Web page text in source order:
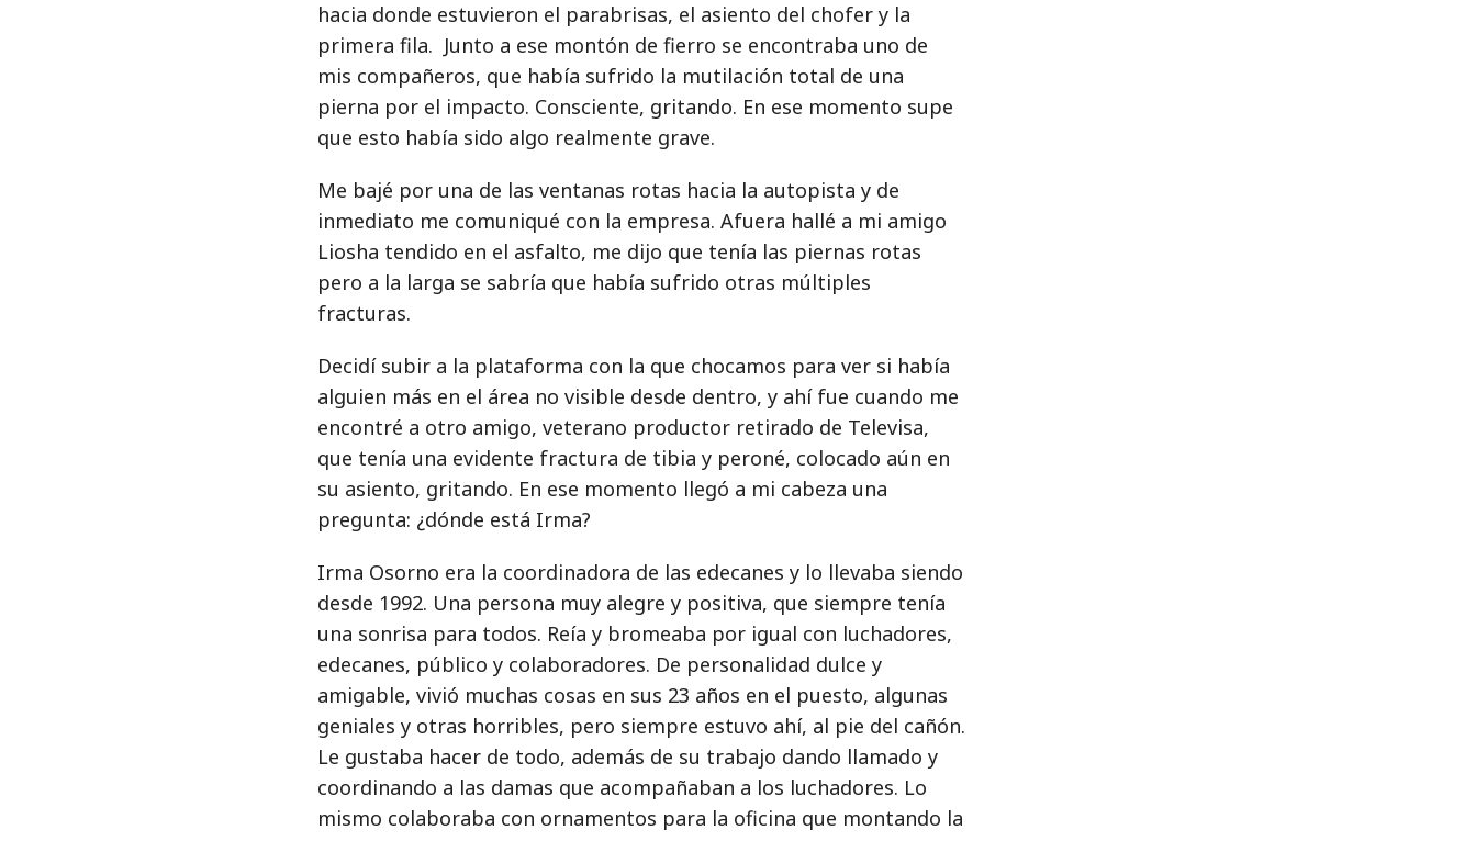
hacia donde estuvieron el parabrisas, el asiento del chofer y la
primera fila. Junto a ese montón de fierro se encontraba uno de
mis compañeros, que había sufrido la mutilación total de una
pierna por el impacto. Consciente, gritando. En ese momento supe
que esto había sido algo realmente grave.
Me bajé por una de las ventanas rotas hacia la autopista y de
inmediato me comuniqué con la empresa. Afuera hallé a mi amigo
Liosha tendido en el asfalto, me dijo que tenía las piernas rotas
pero a la larga se sabría que había sufrido otras múltiples
fracturas.
Decidí subir a la plataforma con la que chocamos para ver si había
alguien más en el área no visible desde dentro, y ahí fue cuando me
encontré a otro amigo, veterano productor retirado de Televisa,
que tenía una evidente fractura de tibia y peroné, colocado aún en
su asiento, gritando. En ese momento llegó a mi cabeza una
pregunta: ¿dónde está Irma?
Irma Osorno era la coordinadora de las edecanes y lo llevaba siendo
desde 1992. Una persona muy alegre y positiva, que siempre tenía
una sonrisa para todos. Reía y bromeaba por igual con luchadores,
edecanes, público y colaboradores. De personalidad dulce y
amigable, vivió muchas cosas en sus 23 años en el puesto, algunas
geniales y otras horribles, pero siempre estuvo ahí, al pie del cañón.
Le gustaba hacer de todo, además de su trabajo dando llamado y
coordinando a las damas que acompañaban a los luchadores. Lo
mismo colaboraba con ornamentos para la oficina que montando la